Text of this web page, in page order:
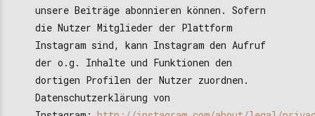
unsere Beiträge abonnieren können. Sofern
die Nutzer Mitglieder der Plattform
Instagram sind, kann Instagram den Aufruf
der o.g. Inhalte und Funktionen den
dortigen Profilen der Nutzer zuordnen.
Datenschutzerklärung von